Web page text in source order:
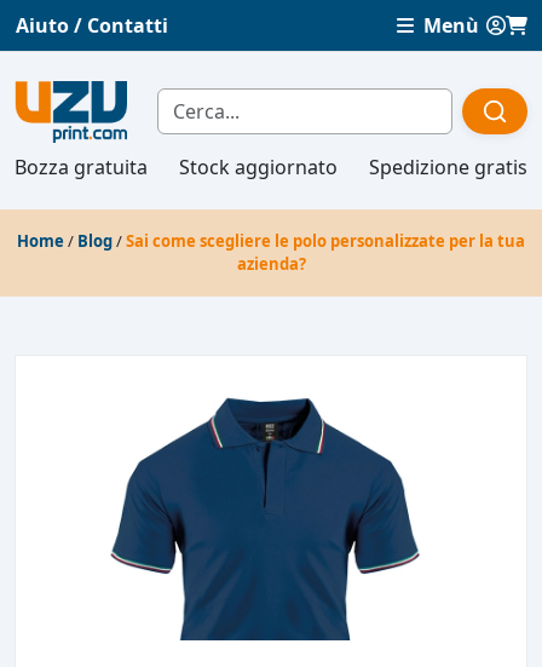
Aiuto / Contatti Menù
Bozza gratuita Stock aggiornato Spedizione gratis
Home / Blog/Sai come scegliere le polo personalizzate per la tua
azienda?